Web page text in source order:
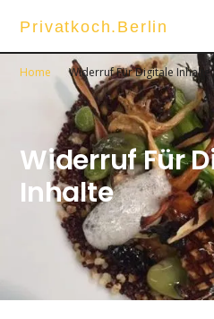
Privatkoch.Berlin
Home Widerruf Für Digitale Inhalte
Widerruf Für
Inhalte